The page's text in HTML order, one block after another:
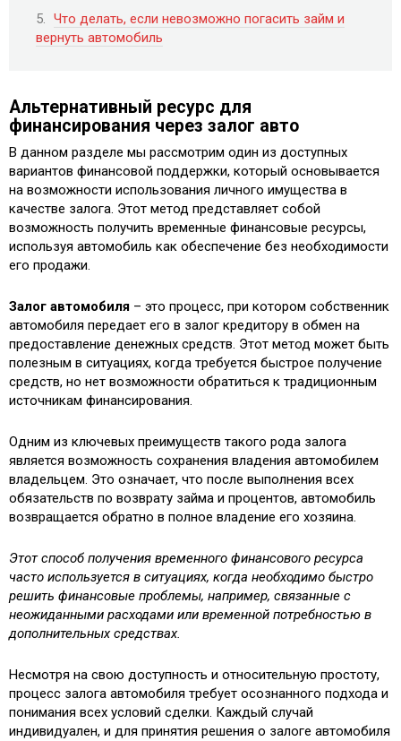
Что делать, если невозможно погасить займ и
вернуть автомобиль
Альтернативный ресурс для
финансирования через залог авто
В данном разделе мы рассмотрим один из доступных
вариантов финансовой поддержки, который основывается
на возможности использования личного имущества в
качестве залога. Этот метод представляет собой
возможность получить временные финансовые ресурсы,
используя автомобиль как обеспечение без необходимости
его продажи.
Залог автомобиля – это процесс, при котором собственник
автомобиля передает его в залог кредитору в обмен на
предоставление денежных средств. Этот метод может быть
полезным в ситуациях, когда требуется быстрое получение
средств, но нет возможности обратиться к традиционным
источникам финансирования.
Одним из ключевых преимуществ такого рода залога
является возможность сохранения владения автомобилем
владельцем. Это означает, что после выполнения всех
обязательств по возврату займа и процентов, автомобиль
возвращается обратно в полное владение его хозяина.
Этот способ получения временного финансового ресурса
часто используется в ситуациях, когда необходимо быстро
решить финансовые проблемы, например, связанные с
неожиданными расходами или временной потребностью в
дополнительных средствах.
Несмотря на свою доступность и относительную простоту,
процесс залога автомобиля требует осознанного подхода и
понимания всех условий сделки. Каждый случай
индивидуален, и для принятия решения о залоге автомобиля